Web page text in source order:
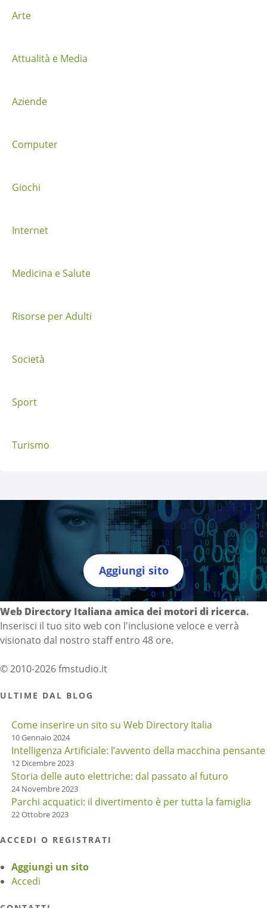
z
o
n
t
a
p
o
t
Arte
Attualità e Media
Aziende
Computer
Giochi
Internet
Medicina e Salute
Risorse per Adulti
Società
Sport
Turismo
Aggiungi sito
Directory Italia
Web Directory Italiana amica dei motori di ricerca.
Inserisci il tuo sito web con l'inclusione veloce e verrà
visionato dal nostro staff entro 48 ore.
© 2010-2026 fmstudio.it
ULTIME DAL BLOG
Come inserire un sito su Web Directory Italia
10 Gennaio 2024
Intelligenza Artificiale: l’avvento della macchina pensante
12 Dicembre 2023
Storia delle auto elettriche: dal passato al futuro
24 Novembre 2023
Parchi acquatici: il divertimento è per tutta la famiglia
22 Ottobre 2023
ACCEDI O REGISTRATI
Aggiungi un sito
Accedi